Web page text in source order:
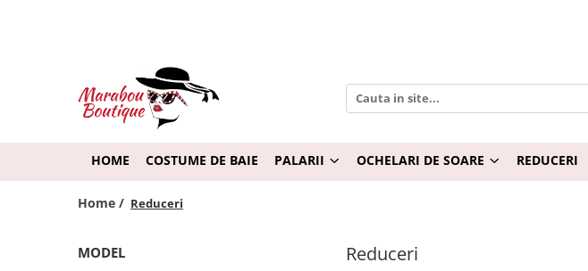
Palarii Dama
Palarii Barbati - Unisex
Sepci Handmade
Toate palariile
Ochelari pentru Femei
Ochelari pentru Barbati
Rame de Ochelari
HOME COSTUME DE BAIE PALARII OCHELARI DE SOARE REDUCERI
Home / Reduceri
Reduceri
MODEL